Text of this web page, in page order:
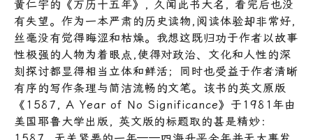
黄仁宇的《万历十五年》, 久闻此书大名, 看完后也没
有失望。作为一本严肃的历史读物,阅读体验却非常好,
丝毫没有觉得晦涩和枯燥。我想这既归功于作者以故事
性极强的人物为着眼点,使得对政治、文化和人性的深
刻探讨都显得相当立体和鲜活；同时也受益于作者清晰
有序的写作条理与简洁流畅的文笔。该书的英文原版
《1587, A Year of No Significance》于1981年由
美国耶鲁大学出版, 英文版的标题取的甚是精妙：